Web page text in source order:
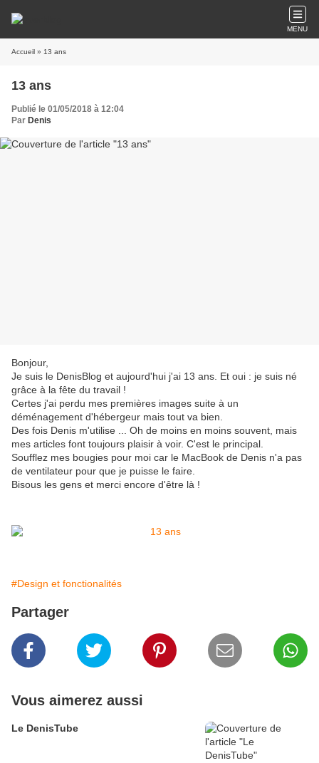
MENU
Accueil » 13 ans
13 ans
Publié le 01/05/2018 à 12:04
Par Denis
Bonjour,
Je suis le DenisBlog et aujourd'hui j'ai 13 ans. Et oui : je suis né
grâce à la fête du travail !
Certes j'ai perdu mes premières images suite à un
déménagement d'hébergeur mais tout va bien.
Des fois Denis m'utilise ... Oh de moins en moins souvent, mais
mes articles font toujours plaisir à voir. C'est le principal.
Soufflez mes bougies pour moi car le MacBook de Denis n'a pas
de ventilateur pour que je puisse le faire.
Bisous les gens et merci encore d'être là !
#Design et fonctionalités
Partager
Vous aimerez aussi
Le DenisTube